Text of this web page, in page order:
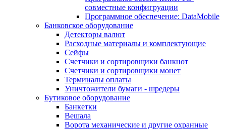
совместные конфигруации
Программное обеспечение: DataMobile
Банковское оборудование
Детекторы валют
Расходные материалы и комплектующие
Сейфы
Счетчики и сортировщики банкнот
Счетчики и сортировщики монет
Терминалы оплаты
Уничтожители бумаги - шредеры
Бутиковое оборудование
Банкетки
Вешала
Ворота механические и другие охранные